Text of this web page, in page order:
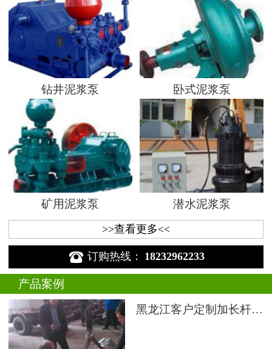
钻井泥浆泵 卧式泥浆泵
矿用泥浆泵 潜水泥浆泵
>>查看更多<<
 订购热线： 18232962233
产品案例
黑龙江客户定制加长杆液下渣浆泵